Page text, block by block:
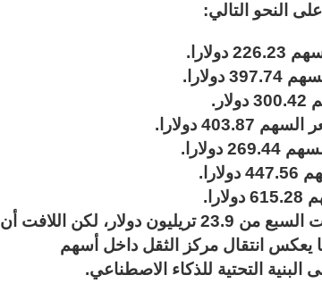
النحو التالي:
بذلك تقترب القيمة السوقية المجمعة لهذه الشركات السبع من 23.9 تريليون دولار، لكن اللافت أن
من هذه الكتلة، ما يعكس انتقال مركز الثقل داخل أسهم
البنية التحتية للذكاء الاصطناعي.